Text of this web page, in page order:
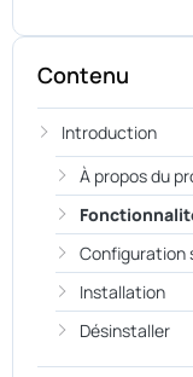
Contenu
Introduction
À propos du
Configuration
Installation
Désinstaller